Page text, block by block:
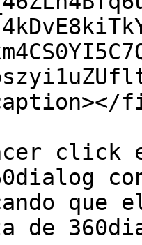
click
que
de